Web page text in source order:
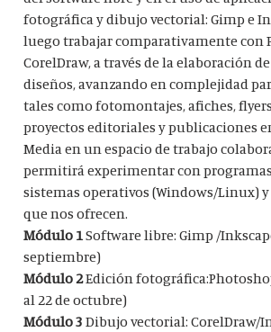
fotográfica y dibujo vectorial: Gimp e
luego trabajar comparativamente con
CorelDraw, a través de la elaboración
diseños, avanzando en complejidad
tales como fotomontajes, afiches,
proyectos editoriales y publicaciones
Media en un espacio de trabajo
permitirá experimentar con
sistemas operativos (Windows/Linux)
que nos ofrecen.
Módulo 1Software libre: Gimp /
septiembre)
Módulo 2Edición
al 22 de octubre)
Módulo 3 Dibujo vectorial: CorelDraw/